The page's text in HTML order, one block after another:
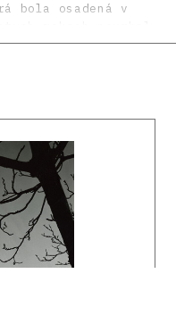
bola osadená v
rokoch navrhol
ktorá by
pasážou.
Slovenská
Veda
vied, 1982,